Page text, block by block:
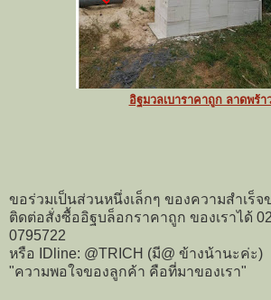
อิฐมวลเบาราคาถูก ลาดพร้า
ขอร่วมเป็นส่วนหนึ่งเล็กๆ ของความสำเร็
ติดต่อสั่งซื้ออิฐบล็อกราคาถูก ของเราได้
0795722
หรือ IDline: @TRICH (มี@ ข้างน้านะค่ะ)
"ความพอใจของลูกค้า คือที่มาของเรา"